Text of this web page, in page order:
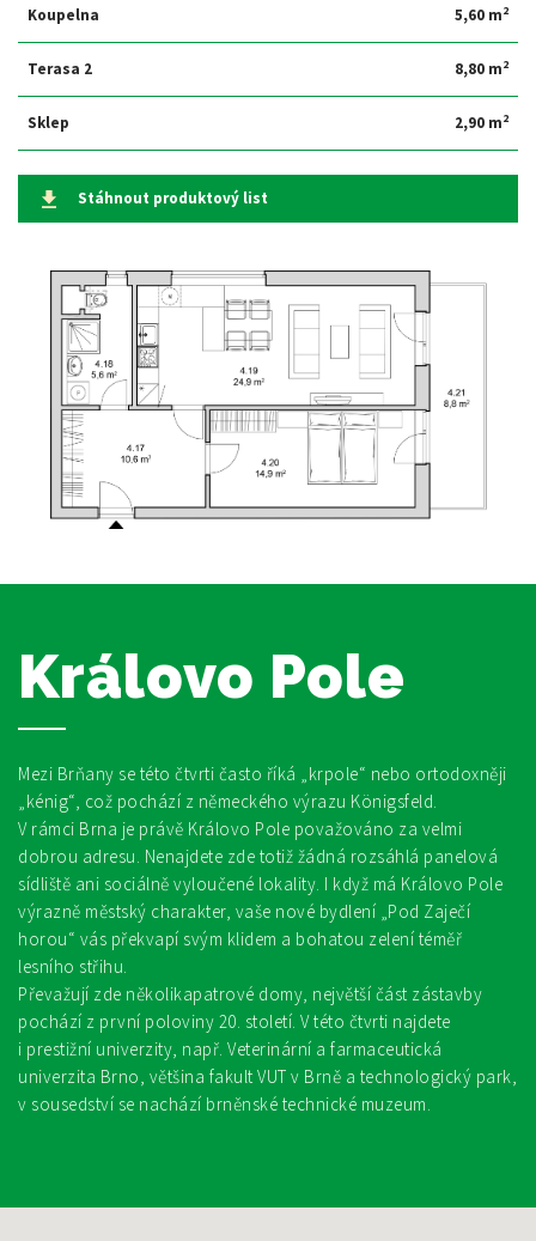
Koupelna 5,60 m2
Terasa 2 8,80 m2
Sklep 2,90 m2
Stáhnout produktový list
Královo Pole
Mezi Brňany se této čtvrti často říká „krpole“ nebo ortodoxněji
„kénig“, což pochází z německého výrazu Königsfeld.
V rámci Brna je právě Královo Pole považováno za velmi
dobrou adresu. Nenajdete zde totiž žádná rozsáhlá panelová
sídliště ani sociálně vyloučené lokality. I když má Královo Pole
výrazně městský charakter, vaše nové bydlení „Pod Zaječí
horou“ vás překvapí svým klidem a bohatou zelení téměř
lesního střihu.
Převažují zde několikapatrové domy, největší část zástavby
pochází z první poloviny 20. století. V této čtvrti najdete
i prestižní univerzity, např. Veterinární a farmaceutická
univerzita Brno, většina fakult VUT v Brně a technologický park,
v sousedství se nachází brněnské technické muzeum.